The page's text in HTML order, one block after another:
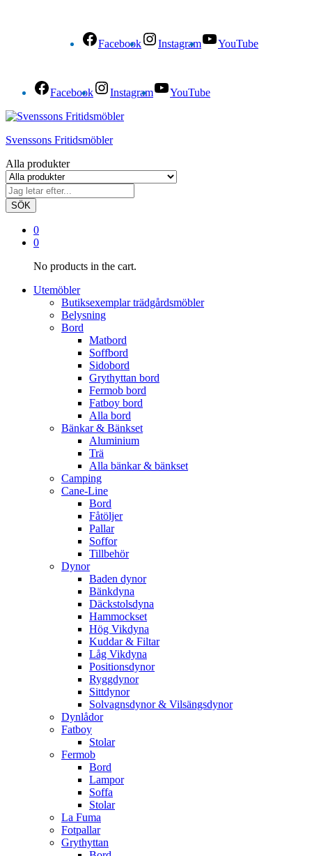
Facebook Instagram YouTube
Facebook Instagram YouTube
Svenssons Fritidsmöbler
Alla produkter
SÖK
0
0
No products in the cart.
Utemöbler
Butiksexemplar trädgårdsmöbler
Belysning
Bord
Matbord
Soffbord
Sidobord
Grythyttan bord
Fermob bord
Fatboy bord
Alla bord
Bänkar & Bänkset
Aluminium
Trä
Alla bänkar & bänkset
Camping
Cane-Line
Bord
Fåtöljer
Pallar
Soffor
Tillbehör
Dynor
Baden dynor
Bänkdyna
Däckstolsdyna
Hammockset
Hög Vikdyna
Kuddar & Filtar
Låg Vikdyna
Positionsdynor
Ryggdynor
Sittdynor
Solvagnsdynor & Vilsängsdynor
Dynlådor
Fatboy
Stolar
Fermob
Bord
Lampor
Soffa
Stolar
La Fuma
Fotpallar
Grythyttan